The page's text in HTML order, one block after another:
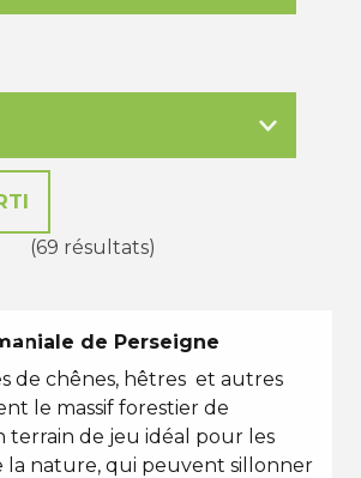
(69 résultats)
de Perseigne
de chênes, hêtres et autres
le massif forestier de
terrain de jeu idéal pour les
la nature, qui peuvent sillonner